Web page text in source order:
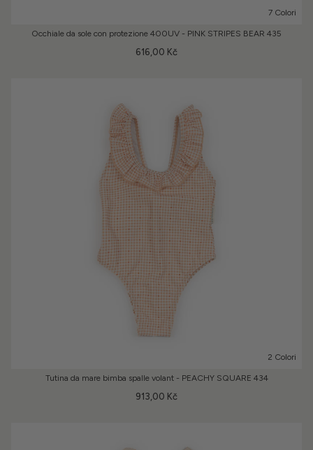
7 Colori
Occhiale da sole con protezione 400UV - PINK STRIPES BEAR 435
616,00 Kč
2 Colori
Tutina da mare bimba spalle volant - PEACHY SQUARE 434
913,00 Kč